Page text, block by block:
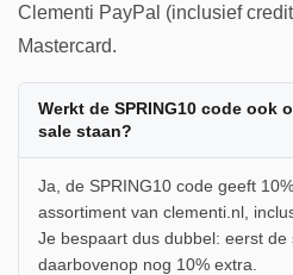
Clementi PayPal (inclusief
Mastercard.
Werkt de SPRING10 code ook
sale staan?
Ja, de SPRING10 code geeft
assortiment van clementi.nl,
Je bespaart dus dubbel: eerst de
daarbovenop nog 10% extra.